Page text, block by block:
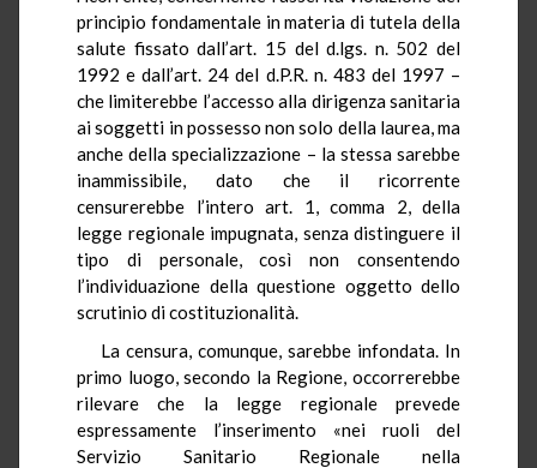
principio fondamentale in materia di tutela della
salute fissato dall’art. 15 del d.lgs. n. 502 del
1992 e dall’art. 24 del d.P.R. n. 483 del 1997 –
che limiterebbe l’accesso alla dirigenza sanitaria
ai soggetti in possesso non solo della laurea, ma
anche della specializzazione – la stessa sarebbe
inammissibile, dato che il ricorrente
censurerebbe l’intero art. 1, comma 2, della
legge regionale impugnata, senza distinguere il
tipo di personale, così non consentendo
l’individuazione della questione oggetto dello
scrutinio di costituzionalità.
La censura, comunque, sarebbe infondata. In
primo luogo, secondo la Regione, occorrerebbe
rilevare che la legge regionale prevede
espressamente l’inserimento «nei ruoli del
Servizio Sanitario Regionale nella